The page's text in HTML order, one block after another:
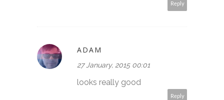
Reply
ADAM
27 January, 2015 00:01
looks really good
Reply